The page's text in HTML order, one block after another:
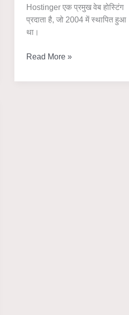
Hostinger एक प्रमुख वेब होस्टिंग
प्रदाता है, जो 2004 में स्थापित हुआ
था।
Hostinger
Plan
Read More »